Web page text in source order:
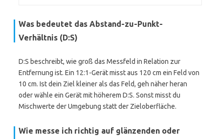
Was bedeutet das Abstand-zu-Punkt-
Verhältnis (D:S)
D:S beschreibt, wie groß das Messfeld in Relation zur
Entfernung ist. Ein 12:1-Gerät misst aus 120 cm ein Feld von
10 cm. Ist dein Ziel kleiner als das Feld, geh näher heran
oder wähle ein Gerät mit höherem D:S. Sonst misst du
Mischwerte der Umgebung statt der Zieloberfläche.
Wie messe ich richtig auf glänzenden oder